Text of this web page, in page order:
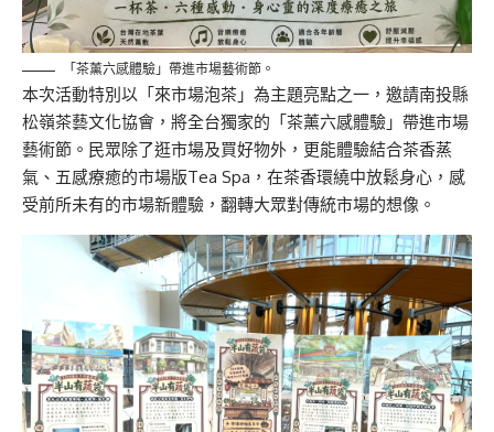
「茶薰六感體驗」帶進市場藝術節。
本次活動特別以「來市場泡茶」為主題亮點之一， 邀請南投縣
松嶺茶藝文化協會，將全台獨家的「茶薰六感體驗」帶進市場
藝術節。民眾除了逛市場及買好物外，更能體驗結合茶香蒸
氣、五感療癒的市場版Tea Spa，在茶香環繞中放鬆身心，感
受前所未有的市場新體驗， 翻轉大眾對傳統市場的想像。